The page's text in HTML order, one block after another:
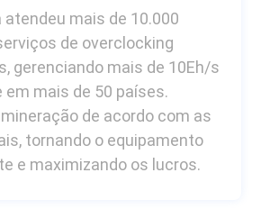
atendeu mais de 10.000
de overclocking
gerenciando mais de 10Eh/s
em mais de 50 países.
de acordo com as
tornando o equipamento
e maximizando os lucros.